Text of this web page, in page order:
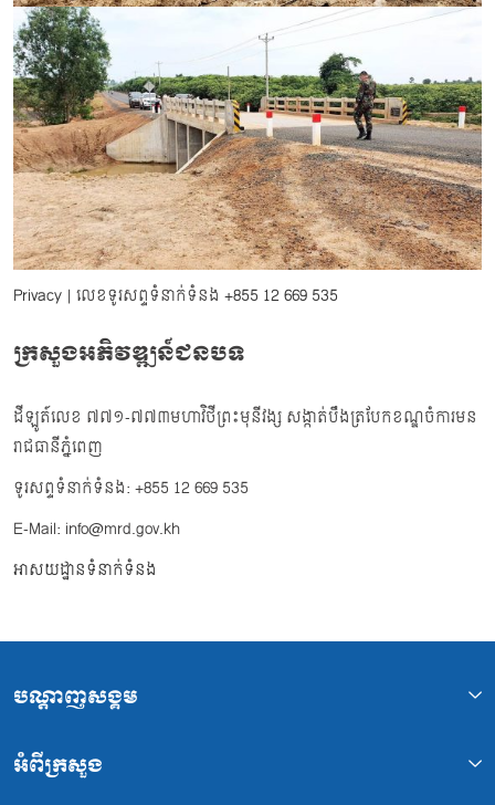
Privacy | លេខទូរសព្ទទំនាក់ទំនង +855 12 669 535
ក្រសួងអភិវឌ្ឍន៍ជនបទ
ដីឡូត៍លេខ ៧៧១-៧៧៣មហាវិថីព្រះមុនីវង្ស សង្កាត់បឹងត្របែកខណ្ឌចំការមន
រាជធានីភ្នំពេញ
ទូរសព្ទទំនាក់ទំនង: +855 12 669 535
E-Mail: info@mrd.gov.kh
អាសយដ្ឋានទំនាក់ទំនង
បណ្ដាញសង្គម
អំពីក្រសួង